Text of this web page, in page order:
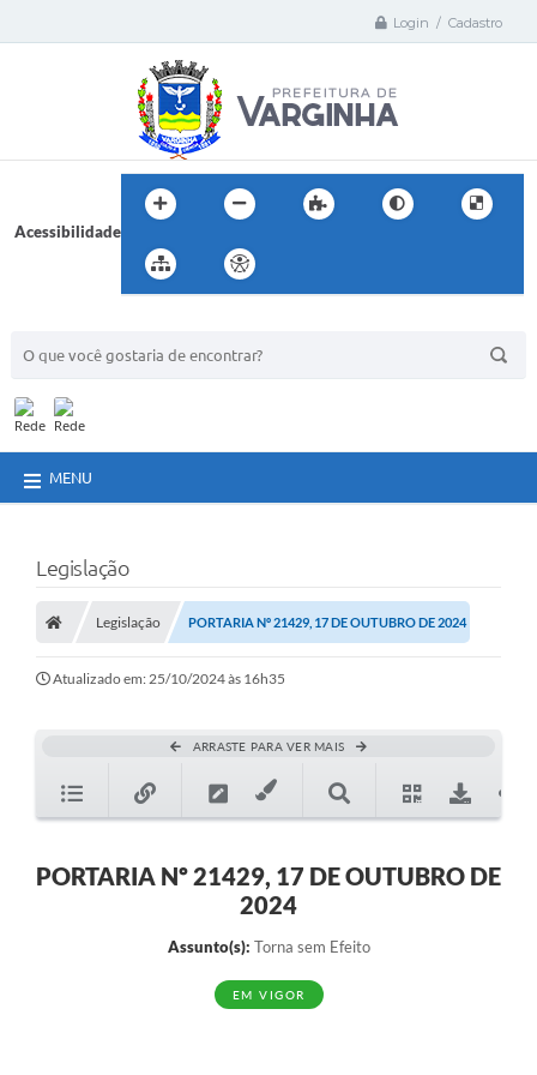
Login / Cadastro
Acessibilidade
MENU
Legislação
Legislação PORTARIA Nº 21429, 17 DE OUTUBRO DE 2024
Atualizado em: 25/10/2024 às 16h35
ARRASTE PARA VER MAIS
PORTARIA Nº 21429, 17 DE OUTUBRO DE
2024
Assunto(s): Torna sem Efeito
EM VIGOR